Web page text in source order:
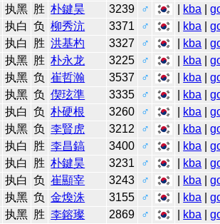
执黑 胜 朴鍵昊 3239 ♂ kba |
执白 负 柳秀沆 3371 ♂ kba |
执白 胜 洪基杓 3327 ♂ kba |
执黑 胜 朴永龙 3225 ♂ kba |
执黑 负 崔哲瀚 3537 ♂ kba |
执黑 负 偰玹準 3335 ♂ kba |
执白 负 朴硬根 3260 ♂ kba |
执黑 负 李賢虎 3212 ♂ kba |
执白 胜 李昌鎬 3400 ♂ kba |
执白 胜 朴鍵昊 3231 ♂ kba |
执白 负 崔顯宰 3243 ♂ kba |
执黑 负 金煥洙 3155 ♂ kba |
执黑 胜 李鎔璨 2869 ♂ kba |